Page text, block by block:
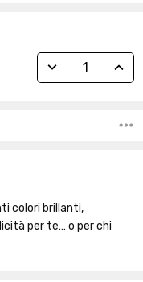
RIDUCI
colori brillanti,
per te… o per chi